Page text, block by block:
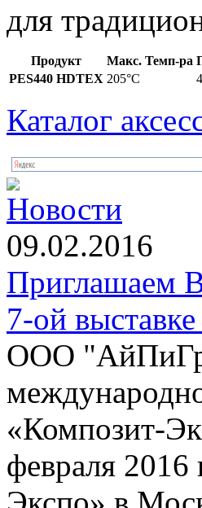
для
Продукт Макс. Темп-ра
PES440 HDTEX 205°C
Каталог
Новости
09.02.2016
Приглашаем
7-ой
ООО
«Композит-
февраля